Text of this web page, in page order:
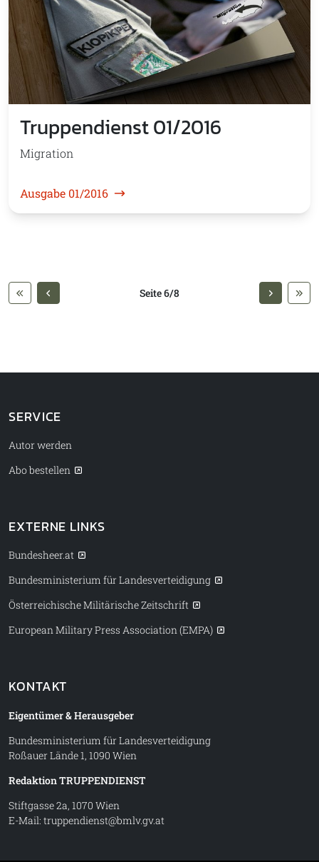
Truppendienst 01/2016
Migration
Ausgabe 01/2016
Seite 6/8
SERVICE
Autor werden
Abo bestellen
EXTERNE LINKS
Bundesheer.at
Bundesministerium für Landesverteidigung
Österreichische Militärische Zeitschrift
European Military Press Association (EMPA)
KONTAKT
Eigentümer & Herausgeber
Bundesministerium für Landesverteidigung
Roßauer Lände 1, 1090 Wien
Redaktion TRUPPENDIENST
Stiftgasse 2a, 1070 Wien
E-Mail: truppendienst@bmlv.gv.at